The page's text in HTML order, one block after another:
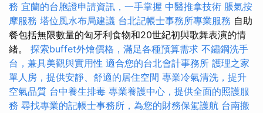
務 宜蘭的台胞證申請資訊，一手掌握 中醫推拿技術 脹氣按
摩服務 塔位風水布局建議 台北記帳士事務所專業服務 自助
餐包括無限數量的匈牙利食物和20世紀初與歌舞表演的情
緒。 探索buffet外燴價格，滿足各種預算需求 不鏽鋼洗手
台，兼具美觀與實用性 適合您的台北會計事務所 護理之家
單人房，提供安靜、舒適的居住空間 專業冷氣清洗，提升
空氣品質 台中養生排毒 專業養護中心，提供全面的照護服
務 尋找專業的記帳士事務所，為您的財務保駕護航 台南搬